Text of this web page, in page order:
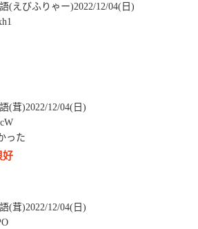
(えびふりゃー)2022/12/04(日)
(茸)2022/12/04(日)
った
好
(茸)2022/12/04(日)